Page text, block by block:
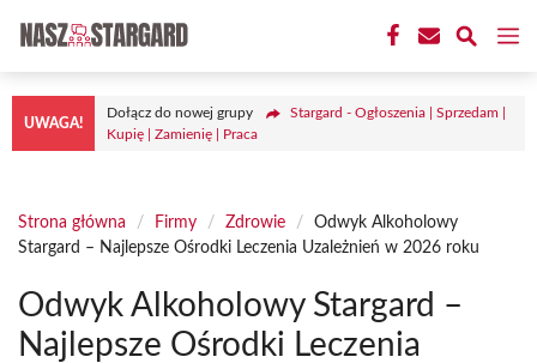
treści
UWAGA!
Dołącz do nowej grupy
Stargard - Ogłoszenia | Sprzedam |
Kupię | Zamienię | Praca
Strona główna / Firmy / Zdrowie /
Odwyk Alkoholowy
Stargard – Najlepsze Ośrodki Leczenia Uzależnień w 2026 roku
Odwyk Alkoholowy Stargard –
Najlepsze Ośrodki Leczenia